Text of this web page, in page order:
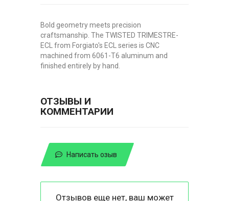
Bold geometry meets precision
craftsmanship. The TWISTED TRIMESTRE-
ECL from Forgiato's ECL series is CNC
machined from 6061-T6 aluminum and
finished entirely by hand.
ОТЗЫВЫ И
КОММЕНТАРИИ
Написать озыв
Отзывов еще нет, ваш может